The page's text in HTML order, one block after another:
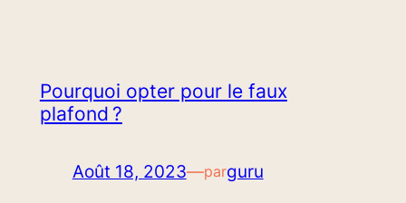
Pourquoi opter pour le faux
plafond ?
Août 18, 2023—parguru